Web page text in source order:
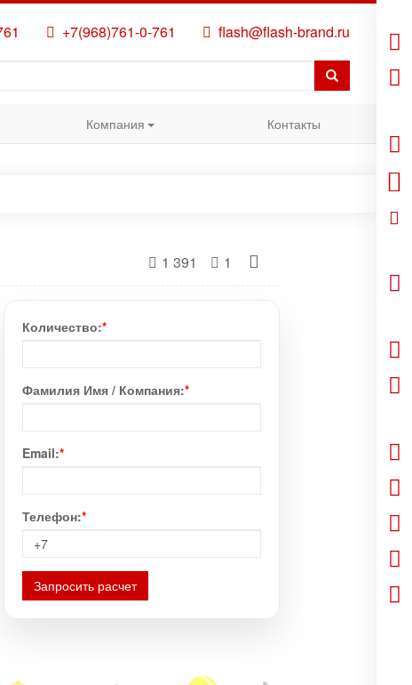
+7(968)761-0-761 flash@flash-brand.ru
Компания
Контакты
1 391 1
Количество:*
Фамилия Имя / Компания:*
Email:*
Телефон:*
Запросить расчет